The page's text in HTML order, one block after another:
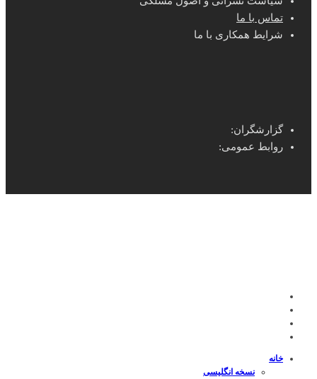
تماس با ما
شرایط همکاری با ما
گزارشگران:
روابط عمومی:
خانه
نسخه انگلیسی